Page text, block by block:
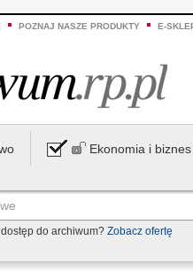
POZNAJ NASZE PRODUKTY E-
Ekonomia i biznes
do archiwum? Zobacz ofertę